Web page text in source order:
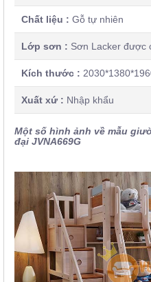
Chất liệu : Gỗ tự nhiên
Lớp sơn : Sơn Lacker được
Kích thước :
Xuất xứ : Nhập khẩu
Một số hình ảnh về mẫu
đại JVNA669G